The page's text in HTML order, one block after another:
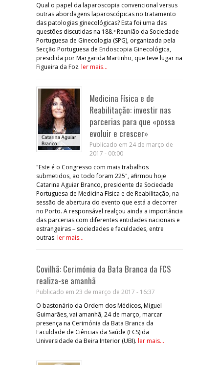
Qual o papel da laparoscopia convencional versus
outras abordagens laparoscópicas no tratamento
das patologias ginecológicas? Esta foi uma das
questões discutidas na 188.ª Reunião da Sociedade
Portuguesa de Ginecologia (SPG), organizada pela
Secção Portuguesa de Endoscopia Ginecológica,
presidida por Margarida Martinho, que teve lugar na
Figueira da Foz. ler mais...
Medicina Física e de
Reabilitação: investir nas
parcerias para que «possa
evoluir e crescer»
Publicado em 24 de março de
2017 - 00:00
"Este é o Congresso com mais trabalhos
submetidos, ao todo foram 225", afirmou hoje
Catarina Aguiar Branco, presidente da Sociedade
Portuguesa de Medicina Física e de Reabilitação, na
sessão de abertura do evento que está a decorrer
no Porto. A responsável realçou ainda a importância
das parcerias com diferentes entidades nacionais e
estrangeiras – sociedades e faculdades, entre
outras. ler mais...
Covilhã: Cerimónia da Bata Branca da FCS
realiza-se amanhã
Publicado em 23 de março de 2017 - 16:37
O bastonário da Ordem dos Médicos, Miguel
Guimarães, vai amanhã, 24 de março, marcar
presença na Cerimónia da Bata Branca da
Faculdade de Ciências da Saúde (FCS) da
Universidade da Beira Interior (UBI). ler mais...